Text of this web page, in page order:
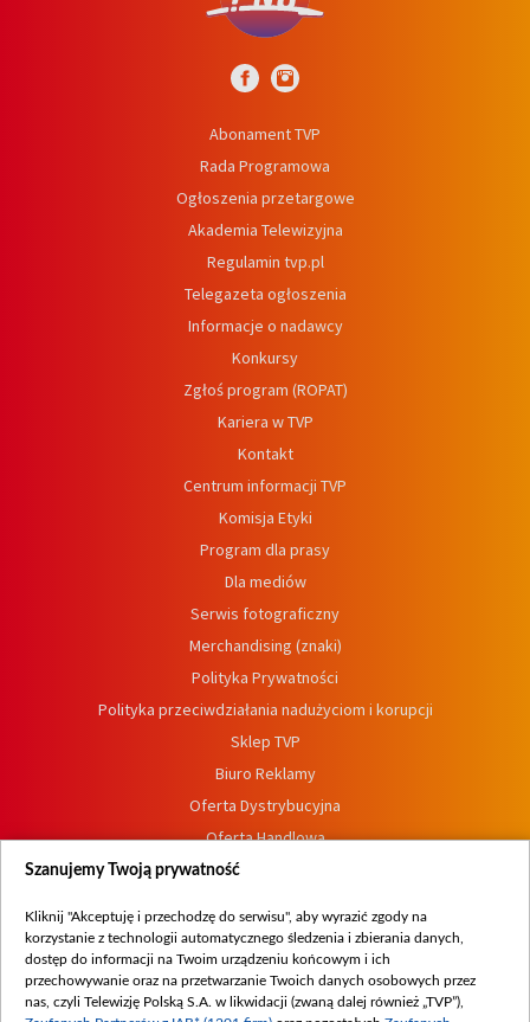
Abonament TVP
Rada Programowa
Ogłoszenia przetargowe
Akademia Telewizyjna
Regulamin tvp.pl
Telegazeta ogłoszenia
Informacje o nadawcy
Konkursy
Zgłoś program (ROPAT)
Kariera w TVP
Kontakt
Centrum informacji TVP
Komisja Etyki
Program dla prasy
Dla mediów
Serwis fotograficzny
Merchandising (znaki)
Polityka Prywatności
Polityka przeciwdziałania nadużyciom i korupcji
Sklep TVP
Biuro Reklamy
Oferta Dystrybucyjna
Oferta Handlowa
Dostępność
Procedura zgłoszeń wewnętrznych
Szanujemy Twoją prywatność
Kliknij "Akceptuję i przechodzę do serwisu", aby wyrazić zgody na
korzystanie z technologii automatycznego śledzenia i zbierania danych,
dostęp do informacji na Twoim urządzeniu końcowym i ich
przechowywanie oraz na przetwarzanie Twoich danych osobowych przez
nas, czyli Telewizję Polską S.A. w likwidacji (zwaną dalej również „TVP”),